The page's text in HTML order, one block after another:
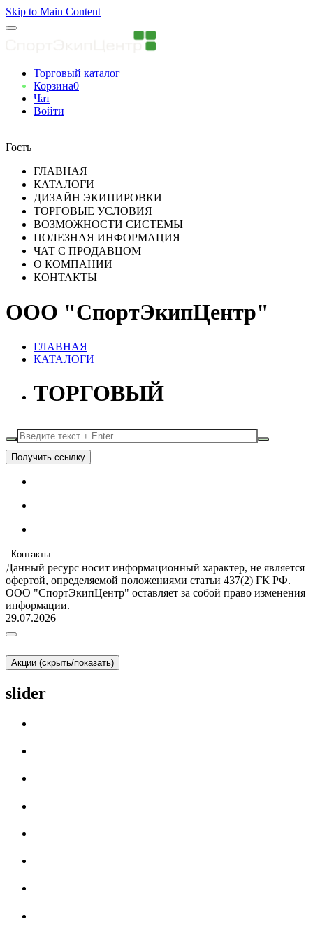
Skip to Main Content
Торговый каталог
Корзина0
Чат
Войти
Гость
ГЛАВНАЯ
КАТАЛОГИ
ДИЗАЙН ЭКИПИРОВКИ
ТОРГОВЫЕ УСЛОВИЯ
ВОЗМОЖНОСТИ СИСТЕМЫ
ПОЛЕЗНАЯ ИНФОРМАЦИЯ
ЧАТ С ПРОДАВЦОМ
О КОМПАНИИ
КОНТАКТЫ
ООО "СпортЭкипЦентр"
ГЛАВНАЯ
КАТАЛОГИ
ТОРГОВЫЙ
Получить ссылку
Контакты
Данный ресурс носит информационный характер, не является
офертой, определяемой положениями статьи 437(2) ГК РФ.
ООО "СпортЭкипЦентр" оставляет за собой право изменения
информации.
29.07.2026
Акции (скрыть/показать)
slider